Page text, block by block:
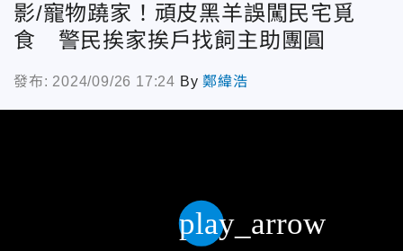
影/寵物蹺家！頑皮黑羊誤闖民宅覓
食 警民挨家挨戶找飼主助團圓
發布: 2024/09/26 17:24 By鄭緯浩
play_arrow